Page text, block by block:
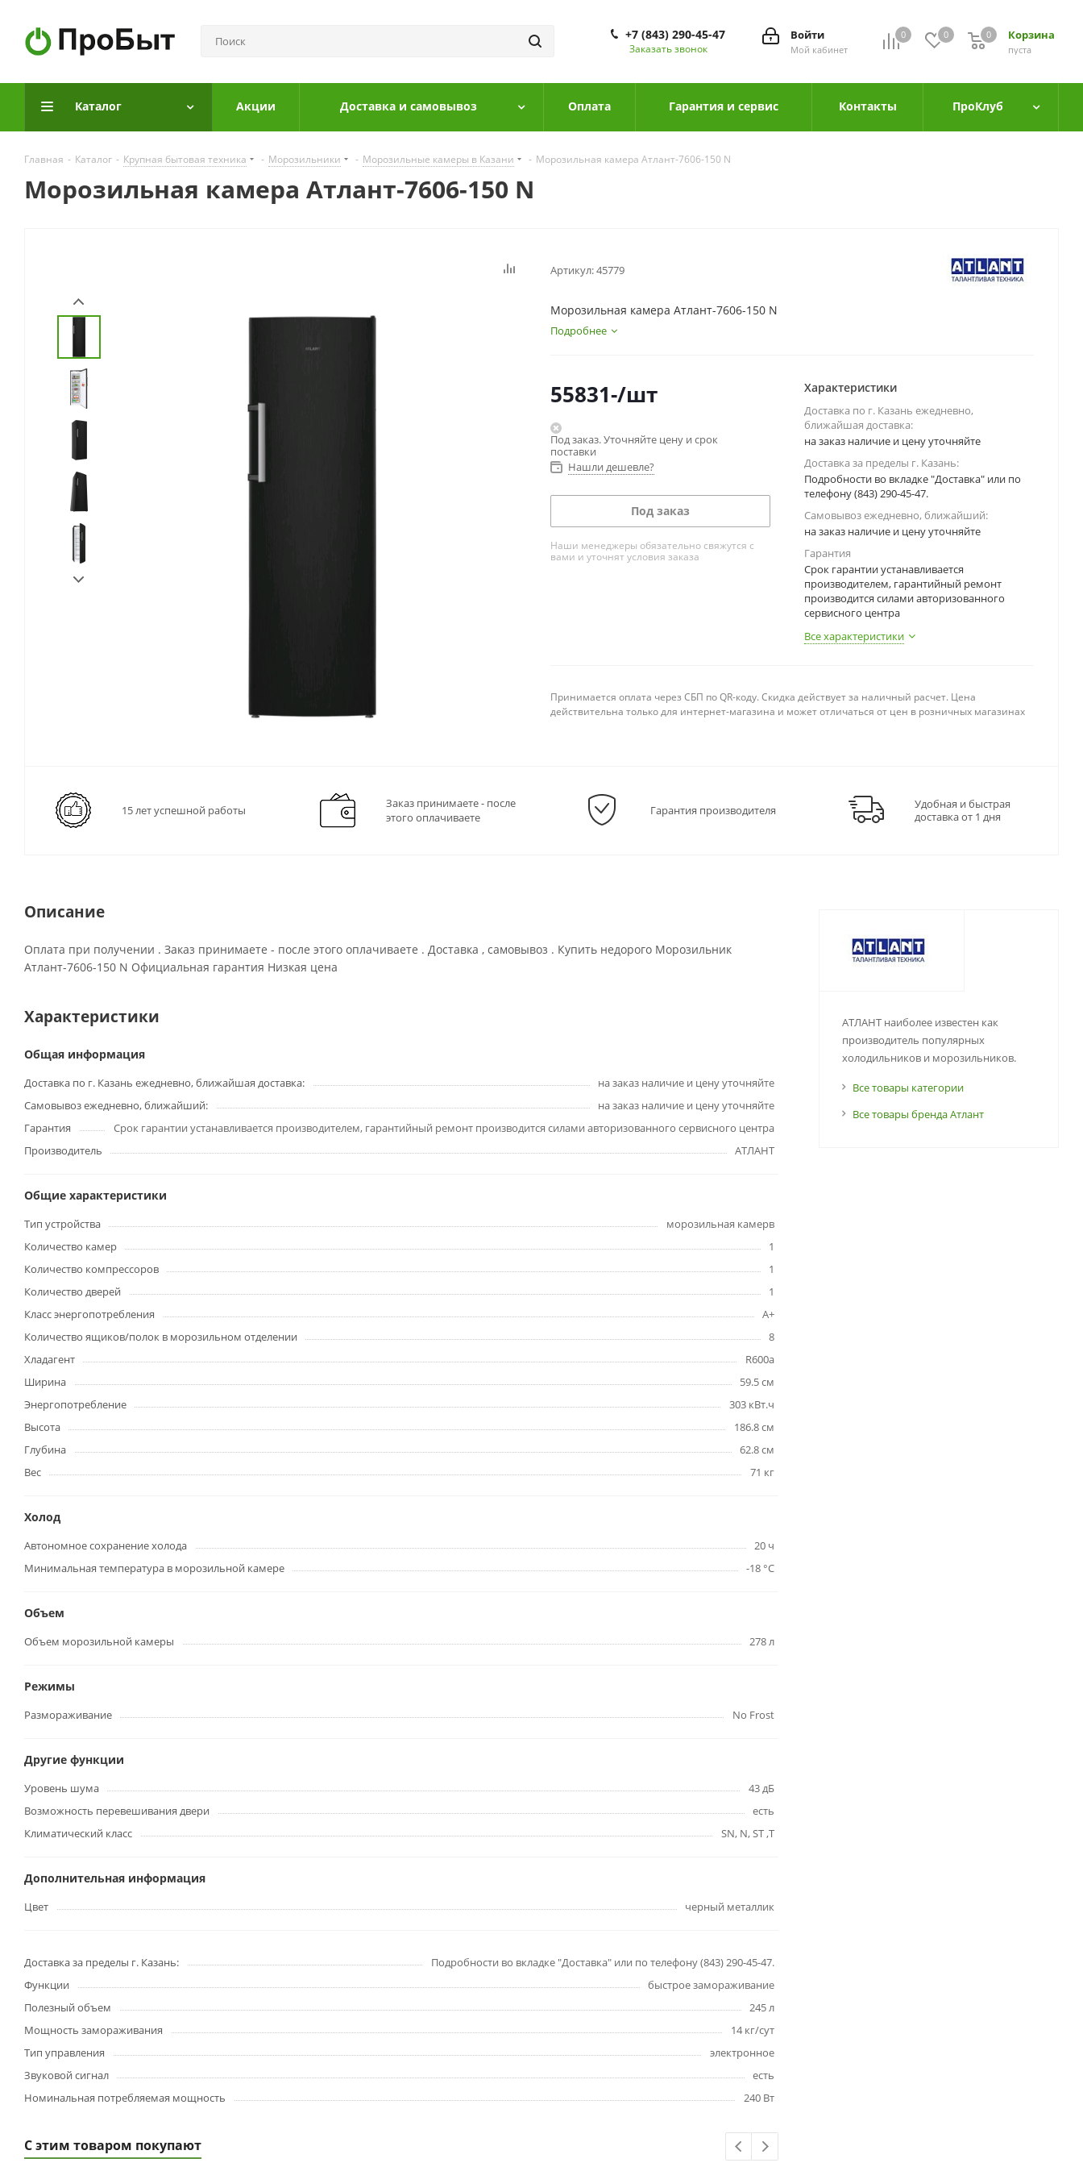
0 0 Корзина
0
пуста
0
Войти
Мой кабинет
+7 (843) 290-45-47
Заказать звонок
Каталог Акции Доставка и самовывоз Оплата Гарантия и сервис Контакты ПроКлуб
Главная - Каталог - Крупная бытовая техника - Морозильники - Морозильные камеры в Казани - Морозильная камера Атлант-7606-150 N
Морозильная камера Атлант-7606-150 N
Артикул:45779
Морозильная камера Атлант-7606-150 N
Подробнее
55831-/шт
Под заказ. Уточняйте цену и срок
поставки
Нашли дешевле?
Под заказ
Наши менеджеры обязательно свяжутся с
вами и уточнят условия заказа
Характеристики
Доставка по г. Казань ежедневно,
ближайшая доставка:
на заказ наличие и цену уточняйте
Доставка за пределы г. Казань:
Подробности во вкладке "Доставка" или по
телефону (843) 290-45-47.
Самовывоз ежедневно, ближайший:
на заказ наличие и цену уточняйте
Гарантия
Срок гарантии устанавливается
производителем, гарантийный ремонт
производится силами авторизованного
сервисного центра
Все характеристики
Принимается оплата через СБП по QR-коду. Скидка действует за наличный расчет. Цена
действительна только для интернет-магазина и может отличаться от цен в розничных магазинах
15 лет успешной работы
Заказ принимаете - после
этого оплачиваете
Гарантия производителя
Удобная и быстрая
доставка от 1 дня
Описание
Оплата при получении . Заказ принимаете - после этого оплачиваете . Доставка , самовывоз . Купить недорого Морозильник
Атлант-7606-150 N Официальная гарантия Низкая цена
Характеристики
Общая информация
Доставка по г. Казань ежедневно, ближайшая доставка:
на заказ наличие и цену уточняйте
Самовывоз ежедневно, ближайший:
на заказ наличие и цену уточняйте
Гарантия
Срок гарантии устанавливается производителем, гарантийный ремонт производится силами авторизованного сервисного центра
Производитель
АТЛАНТ
Общие характеристики
Тип устройства
морозильная камерв
Количество камер
1
Количество компрессоров
1
Количество дверей
1
Класс энергопотребления
A+
Количество ящиков/полок в морозильном отделении
8
Хладагент
R600a
Ширина
59.5 см
Энергопотребление
303 кВт.ч
Высота
186.8 см
Глубина
62.8 см
Вес
71 кг
Холод
Автономное сохранение холода
20 ч
Минимальная температура в морозильной камере
-18 °C
Объем
Объем морозильной камеры 278 л
Режимы
Размораживание No Frost
Другие функции
Уровень шума
43 дБ
Возможность перевешивания двери
есть
Климатический класс
SN, N, ST ,T
Дополнительная информация
Цвет черный металлик
Доставка за пределы г. Казань:
Подробности во вкладке "Доставка" или по телефону (843) 290-45-47.
Функции
быстрое замораживание
Полезный объем
245 л
Мощность замораживания
14 кг/сут
Тип управления
электронное
Звуковой сигнал
есть
Номинальная потребляемая мощность
240 Вт
С этим товаром покупают
АТЛАНТ наиболее известен как
производитель популярных
холодильников и морозильников.
Все товары категории
Все товары бренда Атлант